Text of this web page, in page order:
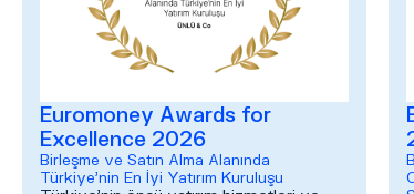
Euromoney Awards for
Excellence 2026
Birleşme ve Satın Alma Alanında
Türkiye’nin En İyi Yatırım Kuruluşu